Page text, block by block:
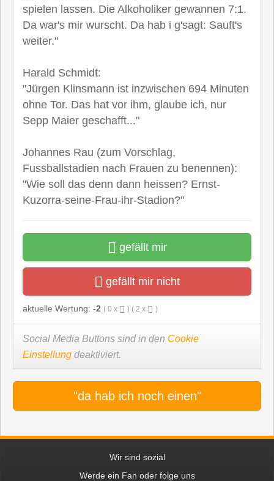
spielen lassen. Die Alkoholiker gewannen 7:1.
Da war's mir wurscht. Da hab i g'sagt: Sauft's
weiter."
Harald Schmidt:
"Jürgen Klinsmann ist inzwischen 694 Minuten
ohne Tor. Das hat vor ihm, glaube ich, nur
Sepp Maier geschafft..."
Johannes Rau (zum Vorschlag,
Fussballstadien nach Frauen zu benennen):
"Wie soll das denn dann heissen? Ernst-
Kuzorra-seine-Frau-ihr-Stadion?"
gefällt mir
gefällt mir nicht
aktuelle Wertung: -2 ( 0 x ) ( 2 x )
Social Media Buttons sind in den Cookie
Einstellung deaktiviert.
"da hab ich noch einen"
Wir sind sozial
Werde ein Fan oder folge uns